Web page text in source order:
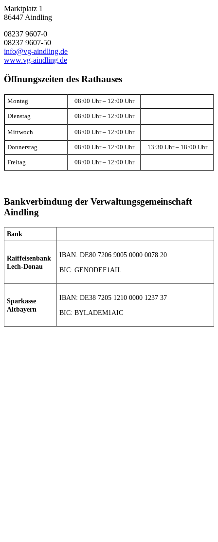
Marktplatz 1
86447 Aindling
08237 9607-0
08237 9607-50
info@vg-aindling.de
www.vg-aindling.de
Öffnungszeiten des Rathauses
Montag 08:00 Uhr – 12:00 Uhr
Dienstag 08:00 Uhr – 12:00 Uhr
Mittwoch 08:00 Uhr – 12:00 Uhr
Donnerstag 08:00 Uhr – 12:00 Uhr 13:30 Uhr – 18:00 Uhr
Freitag 08:00 Uhr – 12:00 Uhr
Bankverbindung der Verwaltungsgemeinschaft
Aindling
Bank
Raiffeisenbank
Lech-Donau
IBAN: DE80 7206 9005 0000 0078 20
BIC: GENODEF1AIL
Sparkasse
Altbayern
IBAN: DE38 7205 1210 0000 1237 37
BIC: BYLADEM1AIC